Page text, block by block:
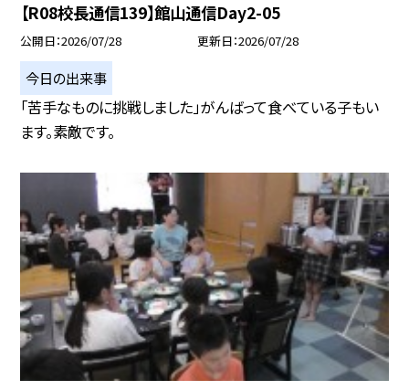
【R08校長通信139】館山通信Day2-05
公開日 2026/07/28 更新日 2026/07/28
今日の出来事
「苦手なものに挑戦しました」がんばって食べている子もい
ます。素敵です。